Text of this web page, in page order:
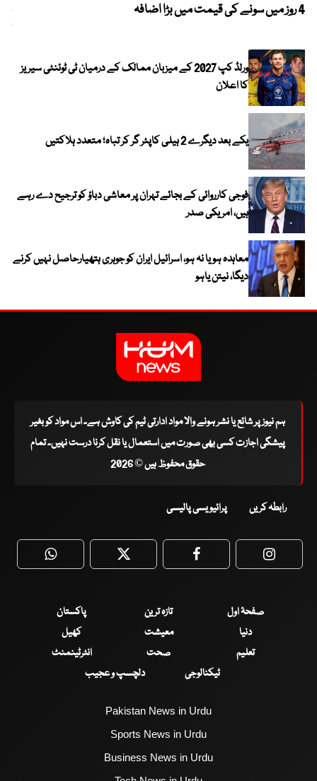
4 روز میں سونے کی قیمت میں بڑا اضافہ
ورلڈ کپ 2027 کے میزبان ممالک کے درمیان ٹی ٹوئنٹی سیریز
کا اعلان
یکے بعد دیگرے 2 ہیلی کاپٹر گر کر تباہ؛ متعدد ہلاکتیں
فوجی کارروائی کے بجائے تہران پر معاشی دباؤ کو ترجیح دے رہے
ہیں، امریکی صدر
معاہدہ ہو یا نہ ہو، اسرائیل ایران کو جوہری ہتھیارحاصل نہیں کرنے
دیگا، نیتن یاہو
ہم نیوز پر شائع یا نشر ہونے والا مواد ادارتی ٹیم کی کاوش ہے۔ اس مواد کو بغیر
پیشگی اجازت کسی بھی صورت میں استعمال یا نقل کرنا درست نہیں۔ تمام
حقوق محفوظ ہیں © 2026
رابطہ کریں پرائیویسی پالیسی
WhatsApp Twitter Facebook
صفحۂ اول تازہ ترین
پاکستان
دنیا
معیشت
کھیل
تعلیم
صحت
انٹرٹینمنٹ
ٹیکنالوجی
دلچسپ و عجیب
Pakistan News in Urdu
Sports News in Urdu
Business News in Urdu